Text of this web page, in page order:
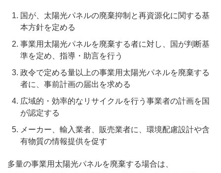
国が、太陽光パネルの廃棄抑制と再資源化に関する基
本方針を定める
事業用太陽光パネルを廃棄する者に対し、国が判断基
準を定め、指導・助言を行う
政令で定める量以上の事業用太陽光パネルを廃棄する
者に、事前計画の届出を求める
広域的・効率的なリサイクルを行う事業者の計画を国
が認定する
メーカー、輸入業者、販売業者に、環境配慮設計や含
有物質の情報提供を促す
多量の事業用太陽光パネルを廃棄する場合は、